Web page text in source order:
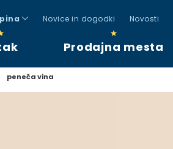
Novice in dogodki Novosti
Prodajna mesta
peneča vina